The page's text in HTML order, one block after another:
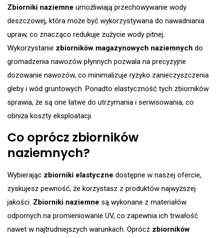
Zbiorniki naziemne umożliwiają przechowywanie wody
deszczowej, która może być wykorzystywana do nawadniania
upraw, co znacząco redukuje zużycie wody pitnej.
Wykorzystanie zbiorników magazynowych naziemnych do
gromadzenia nawozów płynnych pozwala na precyzyjne
dozowanie nawozów, co minimalizuje ryzyko zanieczyszczenia
gleby i wód gruntowych. Ponadto elastyczność tych zbiorników
sprawia, że są one łatwe do utrzymania i serwisowania, co
obniża koszty eksploatacji​.
Co oprócz zbiorników
naziemnych?
Wybierając zbiorniki elastyczne dostępne w naszej ofercie,
zyskujesz pewność, że korzystasz z produktów najwyższej
jakości. Zbiorniki naziemne są wykonane z materiałów
odpornych na promieniowanie UV, co zapewnia ich trwałość
nawet w najtrudniejszych warunkach. Oprócz zbiorników